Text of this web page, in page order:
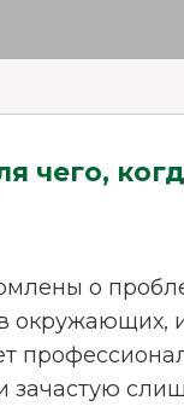
чего,
о
окружающих,
зачастую